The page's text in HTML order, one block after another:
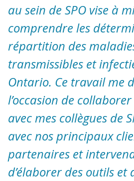
au sein de SPO vise à
comprendre les
répartition des
transmissibles et
Ontario. Ce travail me
l’occasion de
avec mes collègues de
avec nos principaux
partenaires et
d’élaborer des outils et